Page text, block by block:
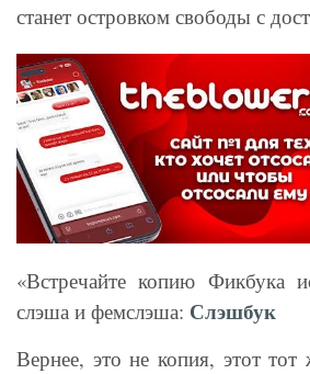
станет островком свободы с
«Встречайте копию Фикбука
слэша и фемслэша: Слэшбук
Вернее, это не копия, этот